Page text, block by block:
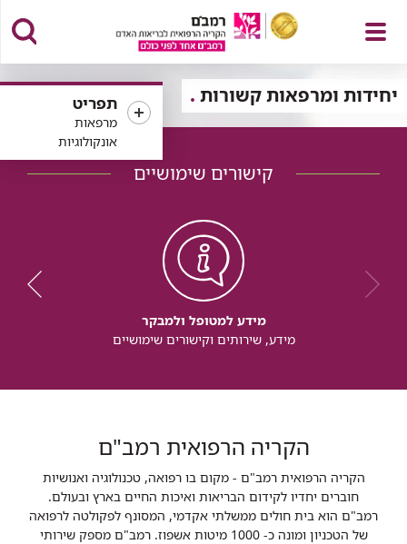
פתח
תפריט
תפריט
מרפאות
אונקולוגיות
יחידות ומרפאות קשורות
קישורים שימושיים
מידע למטופל ולמבקר
מידע, שירותים וקישורים שימושיים
הקריה הרפואית רמב"ם
הקריה הרפואית רמב"ם - מקום בו רפואה, טכנולוגיה ואנושיות
חוברים יחדיו לקידום הבריאות ואיכות החיים בארץ ובעולם.
רמב"ם הוא בית חולים ממשלתי אקדמי, המסונף לפקולטה לרפואה
של הטכניון ומונה כ- 1000 מיטות אשפוז. רמב"ם מספק שירותי